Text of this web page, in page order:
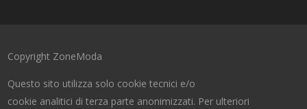
Copyright ZoneModa
Questo sito utilizza solo cookie tecnici e/o
cookie analitici di terza parte anonimizzati. Per ulteriori